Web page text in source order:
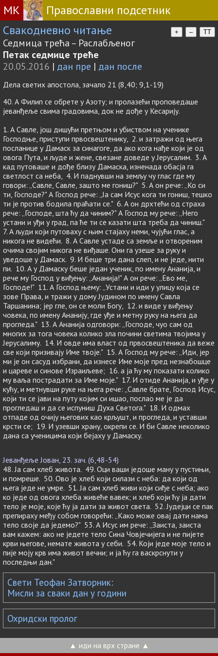
МК
Православни подсетник
Свакодневно читање
+ – TT
Седмица трећа – Раслабљеног
Петак седмице треће
20.05.2016 | дан пре | дан после
Дела светих апостола, зачало 21 (8,40; 9,1-19)
40. А Филип се обрете у Азоту; и пролазећи проповедаше
јеванђеље свима градовима, док не дође у Кесарију.
1. А Савле, још дишући претњом и убиством на ученике
Господње, приступи првосвештенику, 2. и затражи од њега
посланице у Дамаск за синагоге, да ако кога нађе који је од
овога Пута, и људе и жене, свезане доведе у Јерусалим. 3. А
кад путоваше и дође близу Дамаска, изненада обасја га
светлост са неба, 4. И паднувши на земљу чу глас где му
говори: „Савле, Савле, зашто ме гониш?" 5. А он рече: „Ко си
ти, Господе?" А Господ рече: „Ја сам Исус кога ти гониш, тешко
ти је против бодила праћати се." 6. А он дрхтећи од страха
рече: „Господе, шта ћу да чиним?" А Господ му рече: „Него
устани и уђи у град, па ће ти се казати шта треба да чиниш."
7. А људи који путоваху с њим стајаху неми, чујући глас, а
никога не видећи. 8. А Савле устаде са земље и отвореним
очима својим никога не виђаше. Они га узеше за руку и
уведоше у Дамаск. 9. И беше три дана слеп, и не једе, нити
пи. 10. А у Дамаску беше један ученик, по имену Ананија, и
рече му Господ у виђењу: „Ананија!" А он рече: „Ево ме,
Господе!" 11. А Господ њему: „Устани и иди у улицу која се
зове Права, и тражи у дому Јудином по имену Савла
Таршанина; јер гле, он се моли Богу, 12. и виде у виђењу
човека, по имену Ананију, где уђе и метну руку на њега да
прогледа." 13. А Ананија одговори: „Господе, чуо сам од
многих за тога човека колико зла почини светима твојима у
Јерусалиму. 14. И овде има власт од првосвештеника да веже
све који призивају Име твоје." 15. А Господ му рече: „Иди, јер
ми је он сасуд избрани, да изнесе Име моје пред незнабошце
и цареве и синове Израиљеве; 16. а ја ћу му показати колико
му ваља пострадати за Име моје." 17. И отиде Ананија, и уђе у
кућу, и метнувши руке на њега рече: „Савле брате, Господ Исус,
који ти се јави на путу којим си ишао, послао ме је да
прогледаш и да се испуниш Духа Светога." 18. И одмах
отпаде од очију његових као крљушт, и прогледа, и уставши
крсти се; 19. И узевши храну, окрепи се. И би Савле неколико
дана са ученицима који бејаху у Дамаску.
Јеванђеље Јован, 23. зач. (6,48-54)
48. Ја сам хлеб живота. 49. Оци ваши једоше ману у пустињи,
и помреше. 50. Ово је хлеб који силази с неба: да који од
њега једе не умре. 51. Ја сам хлеб живи који сиђе с неба; ако
ко једе од овога хлеба живеће вавек; и хлеб који ћу ја дати
тело је моје, које ћу ја дати за живот света. 52. Јудејци се пак
препираху међу собом говорећи: „Како може овај дати нама
тело своје да једемо?" 53. А Исус им рече: „Заиста, заиста
вам кажем: ако не једете тело Сина Човјечијега и не пијете
крви његове, немате живота у себи. 54. Који једе моје тело и
пије моју крв има живот вечни; и ја ћу га васкрснути у
последњи дан."
Свети Теофан Затворник:
Мисли за сваки дан у години
Охридски пролог
▲ иди на врх стране ▲